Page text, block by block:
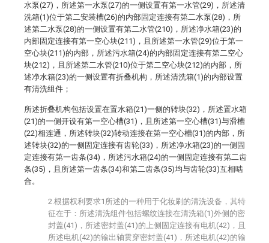
水泵(27)，所述第一水泵(27)的一侧设置有第一水管(29)，所述清
洗箱(1)位于第二安装槽(26)的内部固定连接有第二水泵(28)，所
述第二水泵(28)的一侧设置有第二水管(210)，所述净水箱(23)的
内部固定连接有第一空心块(211)，且所述第一水管(29)位于第一
空心块(211)的内部，所述污水箱(24)的内部固定连接有第二空心
块(212)，且所述第二水管(210)位于第二空心块(212)的内部，所
述净水箱(23)的一侧设置有折叠机构，所述清洗箱(1)的内部设置
有清洗组件；
所述折叠机构包括设置在置水箱(21)一侧的转块(32)，所述置水箱
(21)的一侧开设有第一空心槽(31)，且所述第一空心槽(31)与滑槽
(22)相连通，所述转块(32)转动连接在第一空心槽(31)的内部，所
述转块(32)的一侧固定连接有齿轮(33)，所述净水箱(23)的一侧固
定连接有第一齿条(34)，所述污水箱(24)的一侧固定连接有第二齿
条(35)，且所述第一齿条(34)和第二齿条(35)均与齿轮(33)互相啮
合。
2.根据权利要求1所述的一种用于化妆刷的清洗设备，其特
征在于：所述清洗组件包括螺纹连接在清洗箱(1)外侧的密
封盖(41)，所述密封盖(41)的上侧固定连接有电机(42)，且
所述电机(42)的输出轴贯穿密封盖(41)，所述电机(42)的输